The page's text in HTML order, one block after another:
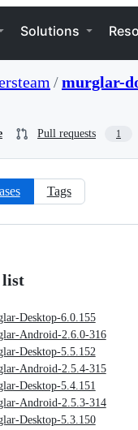
Solutions
/murglar-
Pull requests 1
Tags
list
Desktop-6.0.155
Android-2.6.0-316
Desktop-5.5.152
Android-2.5.4-315
Desktop-5.4.151
Android-2.5.3-314
Desktop-5.3.150